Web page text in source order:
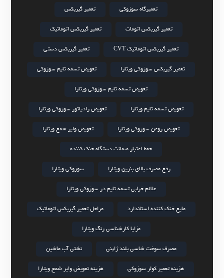
تعمیرگاه سوزوکی تعمیر گیربکس
تعمیر گیربکس اتومات تعمیر گیربکس اتوماتیک
تعمیر گیربکس اتوماتیک CVT تعمیر گیربکس دستی
تعمیر گیربکس سوزوکی ویتارا تعویض تسمه تایم سوزوکی
تعویض تسمه تایم سوزوکی ویتارا
تعویض تسمه تایم ویتارا تعویض رادیاتور سوزوکی ویتارا
تعویض روغن سوزوکی ویتارا تعویض وایر شمع ویتارا
حفظ اعتبار ضمانت دستگاه خنک کننده
رفع مصرف بالای بنزین ویتارا سوزوکی ویتارا
علائم خرابی تسمه تایم در سوزوکی ویتارا
مایع خنک کننده استاندارد مراحل تعمیر گیربکس اتوماتیک
مزایا کارشناسی رنگ ویتارا
مصرف سوخت شاسی بلند ژاپنی نشتی آب ماشین
هزینه تعمیر کولر سوزوکی هزینه تعویض وایر شمع ویتارا